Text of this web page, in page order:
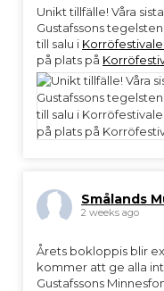
Unikt tillfälle! Våra
Gustafssons
till salu i
på plats på
Smålands
2 weeks ago
Årets bokloppis blir
kommer att ge alla
Gustafssons